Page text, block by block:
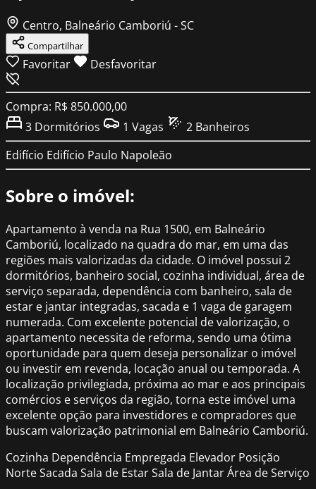
Centro, Balneário Camboriú - SC
Compartilhar
Favoritar Desfavoritar
Compra: R$ 850.000,00
3 Dormitórios 1 Vagas 2 Banheiros
Edifício Edifício Paulo Napoleão
Sobre o imóvel:
Apartamento à venda na Rua 1500, em Balneário
Camboriú, localizado na quadra do mar, em uma das
regiões mais valorizadas da cidade. O imóvel possui 2
dormitórios, banheiro social, cozinha individual, área de
serviço separada, dependência com banheiro, sala de
estar e jantar integradas, sacada e 1 vaga de garagem
numerada. Com excelente potencial de valorização, o
apartamento necessita de reforma, sendo uma ótima
oportunidade para quem deseja personalizar o imóvel
ou investir em revenda, locação anual ou temporada. A
localização privilegiada, próxima ao mar e aos principais
comércios e serviços da região, torna este imóvel uma
excelente opção para investidores e compradores que
buscam valorização patrimonial em Balneário Camboriú.
Cozinha Dependência Empregada Elevador Posição
NorteSacada Sala de EstarSala de JantarÁrea de Serviço